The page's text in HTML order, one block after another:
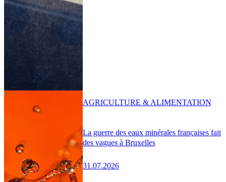
La guerre des eaux minérales françaises fait
des vagues à Bruxelles
31.07.2026
AGRICULTURE & ALIMENTATION